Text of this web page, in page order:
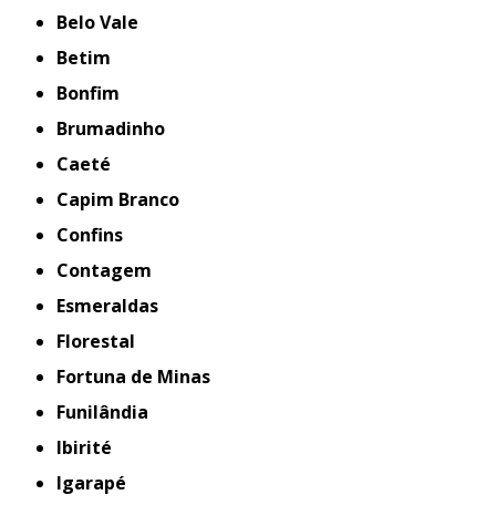
Belo Vale
Betim
Bonfim
Brumadinho
Caeté
Capim Branco
Confins
Contagem
Esmeraldas
Florestal
Fortuna de Minas
Funilândia
Ibirité
Igarapé